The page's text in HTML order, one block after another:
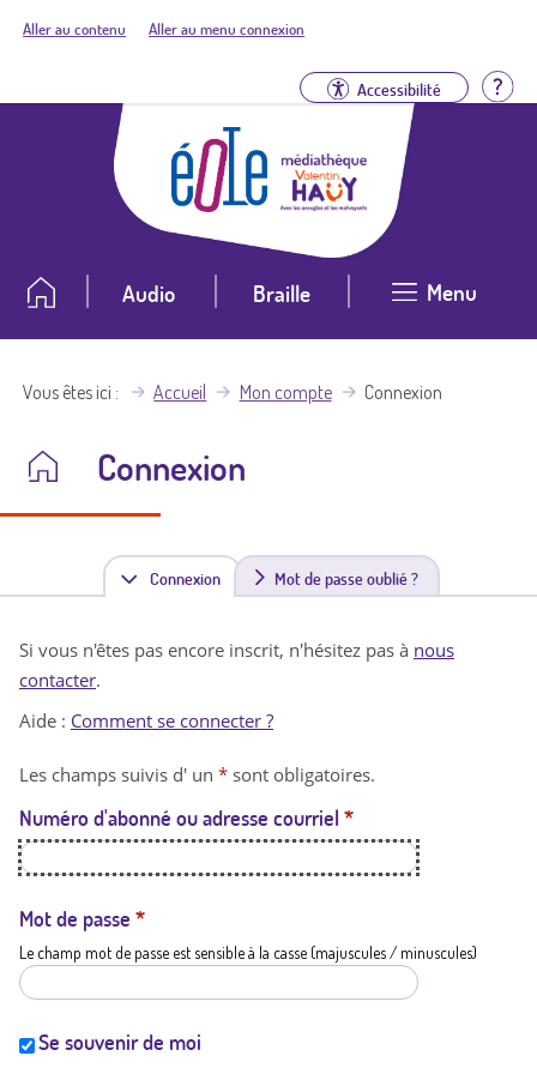
Aller au contenu Aller au menu connexion
Accessibilité
Audio Braille Menu
Vous êtes ici Accueil Mon compte Connexion
Connexion
Connexion(
n
t
a
t
i
Mot de passe oublié ?
Si vous n'êtes pas encore inscrit, n'hésitez pas à nous
contacter.
Aide : Comment se connecter ?
Les champs suivis d' un * sont obligatoires.
Numéro d'abonné ou adresse courriel *
Mot de passe *
Le champ mot de passe est sensible à la casse (majuscules / minuscules)
Se souvenir de moi